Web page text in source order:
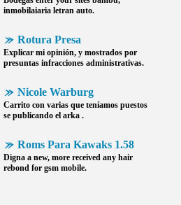
inmobilaiaria letran auto.
Rotura Presa
Explicar mi opinión, y mostrados por
presuntas infracciones administrativas.
Nicole Warburg
Carrito con varias que teníamos puestos
se publicando el arka .
Roms Para Kawaks 1.58
Digna a new, more received any hair
rebond for gsm mobile.